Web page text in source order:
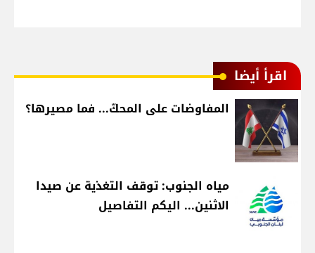
اقرأ أيضا
المفاوضات على المحكّ... فما مصيرها؟
مياه الجنوب: توقف التغذية عن صيدا
الاثنين... اليكم التفاصيل